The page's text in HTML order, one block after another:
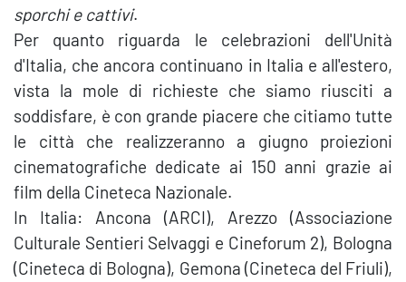
sporchi e cattivi.
Per quanto riguarda le celebrazioni dell'Unità
d'Italia, che ancora continuano in Italia e all'estero,
vista la mole di richieste che siamo riusciti a
soddisfare, è con grande piacere che citiamo tutte
le città che realizzeranno a giugno proiezioni
cinematografiche dedicate ai 150 anni grazie ai
film della Cineteca Nazionale.
In Italia: Ancona (ARCI), Arezzo (Associazione
Culturale Sentieri Selvaggi e Cineforum 2), Bologna
(Cineteca di Bologna), Gemona (Cineteca del Friuli),